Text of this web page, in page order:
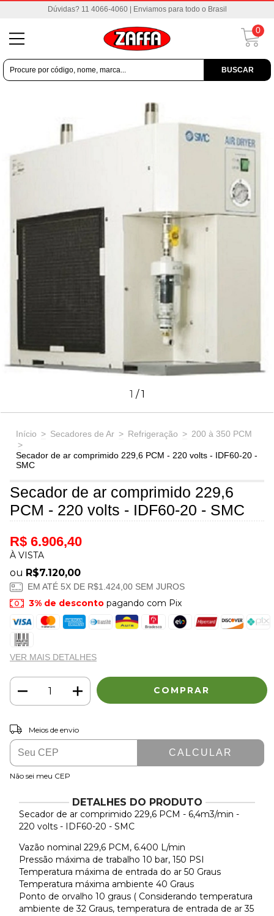
Dúvidas? 11 4066-4060 | Enviamos para todo o Brasil
BUSCAR
0
1 /1
Início > Secadores de Ar > Refrigeração > 200 à 350 PCM
>
Secador de ar comprimido 229,6 PCM - 220 volts - IDF60-20 -
SMC
Secador de ar comprimido 229,6
PCM - 220 volts - IDF60-20 - SMC
R$ 6.906,40
À VISTA
ou R$7.120,00
EM ATÉ 5X DE R$1.424,00SEM JUROS
3% de desconto pagando com Pix
VER MAIS DETALHES
Entregas para o CEP:
Meios de envio
CALCULAR
Não sei meu CEP
DETALHES DO PRODUTO
Secador de ar comprimido 229,6 PCM - 6,4m3/min -
220 volts - IDF60-20 - SMC
Vazão nominal 229,6 PCM, 6.400 L/min
Pressão máxima de trabalho 10 bar, 150 PSI
Temperatura máxima de entrada do ar 50 Graus
Temperatura máxima ambiente 40 Graus
Ponto de orvalho 10 graus ( Considerando temperatura
ambiente de 32 Graus, temperatura de entrada de ar 35